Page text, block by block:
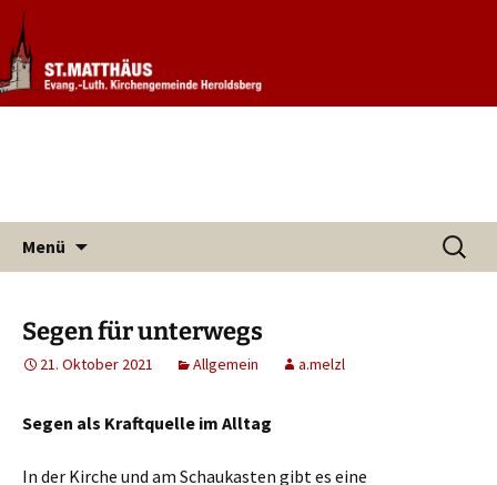
Evang. Kirchengemeinde St.
Matthäus Heroldsberg
Informationen rund um unsere
Kirchengemeinde
Menü
Suchen
nach:
Segen für unterwegs
21. Oktober 2021 Allgemein a.melzl
Segen als Kraftquelle im Alltag
In der Kirche und am Schaukasten gibt es eine